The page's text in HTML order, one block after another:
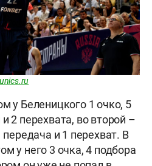
unics.ru
у Беленицкого 1 очко, 5
2 перехвата, во второй –
передача и 1 перехват. В
у него 3 очка, 4 подбора